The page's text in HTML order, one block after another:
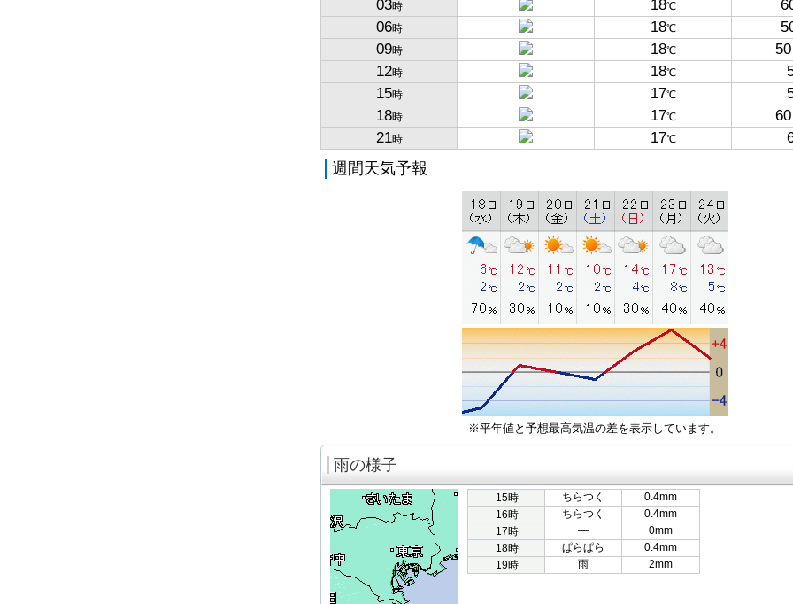
03時 18℃
06時 18℃
09時 18℃ 50
12時 18℃
15時 17℃
18時 17℃ 60
21時 17℃
週間天気予報
※平年値と予想最高気温の差を表示しています。
雨の様子
15時 ちらつく
0.4mm
16時
ちらつく
0.4mm
17時
―
0mm
18時
ぱらぱら
0.4mm
19時
雨 2mm